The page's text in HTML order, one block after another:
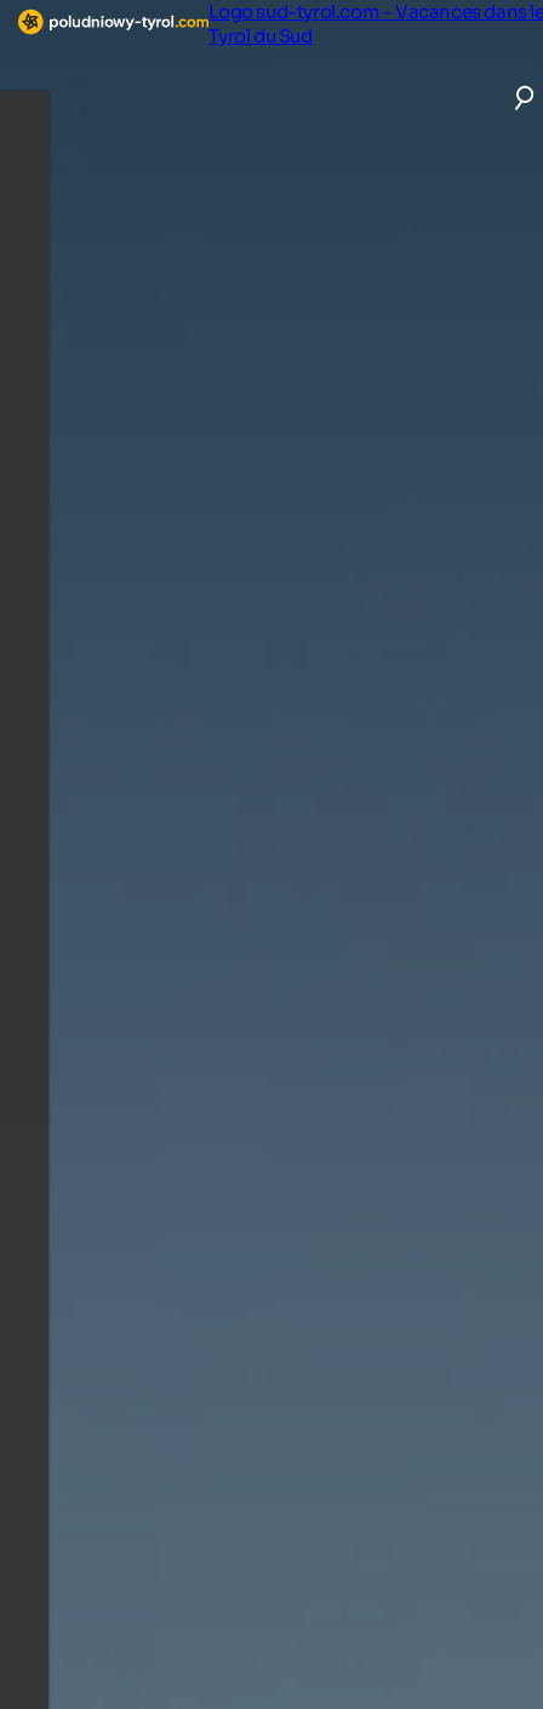
Logo sud-tyrol.com - Vacances dans
Tyrol du Sud